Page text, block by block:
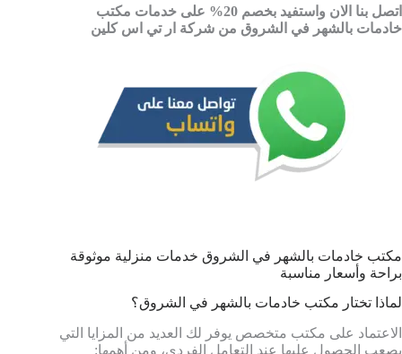
اتصل بنا الان واستفيد بخصم 20% على خدمات مكتب
خادمات بالشهر في الشروق من شركة ار تي اس كلين
مكتب خادمات بالشهر في الشروق خدمات منزلية موثوقة
براحة وأسعار مناسبة
لماذا تختار مكتب خادمات بالشهر في الشروق؟
الاعتماد على مكتب متخصص يوفر لك العديد من المزايا التي
يصعب الحصول عليها عند التعامل الفردي، ومن أهمها: